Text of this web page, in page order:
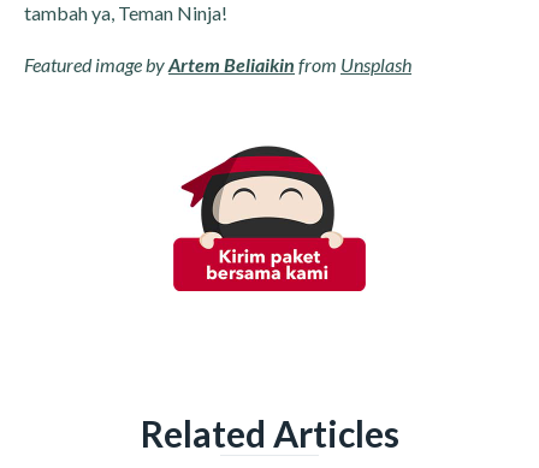
tambah ya, Teman Ninja!
Featured image byArtem Beliaikin from Unsplash
Related Articles